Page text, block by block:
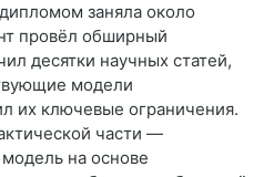
заняла около
провёл обширный
десятки научных статей,
модели
их ключевые ограничения.
части —
на основе